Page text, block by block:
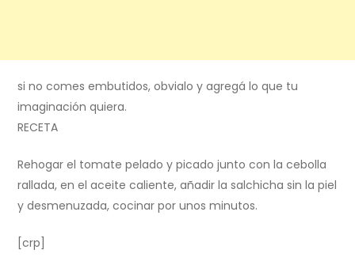
si no comes embutidos, obvialo y agregá lo que tu
imaginación quiera.
RECETA
Rehogar el tomate pelado y picado junto con la cebolla
rallada, en el aceite caliente, añadir la salchicha sin la piel
y desmenuzada, cocinar por unos minutos.
[crp]